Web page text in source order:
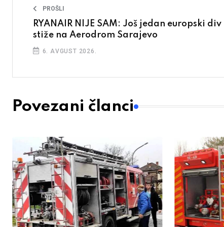
PROŠLI
RYANAIR NIJE SAM: Još jedan europski div
stiže na Aerodrom Sarajevo
6. AVGUST 2026.
Povezani članci